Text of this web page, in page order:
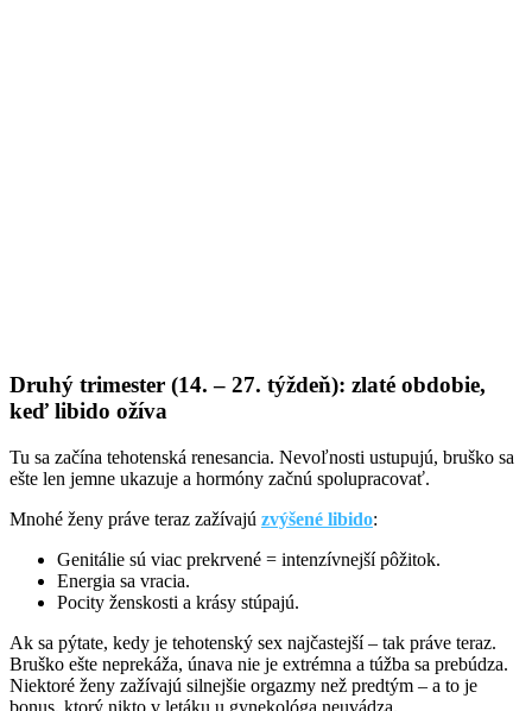
Druhý trimester (14. – 27. týždeň): zlaté obdobie,
keď libido ožíva
Tu sa začína tehotenská renesancia. Nevoľnosti ustupujú, bruško sa
ešte len jemne ukazuje a hormóny začnú spolupracovať.
Mnohé ženy práve teraz zažívajú zvýšené libido:
Genitálie sú viac prekrvené = intenzívnejší pôžitok.
Energia sa vracia.
Pocity ženskosti a krásy stúpajú.
Ak sa pýtate, kedy je tehotenský sex najčastejší – tak práve teraz.
Bruško ešte neprekáža, únava nie je extrémna a túžba sa prebúdza.
Niektoré ženy zažívajú silnejšie orgazmy než predtým – a to je
bonus, ktorý nikto v letáku u gynekológa neuvádza.